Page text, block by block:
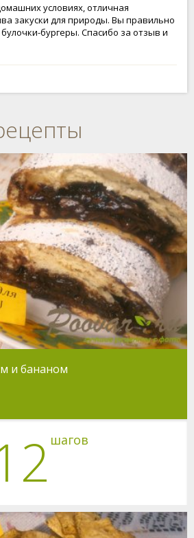
условиях, отличная
закуски для природы. Вы правильно
бургеры. Спасибо за отзыв и
и бананом
шагов